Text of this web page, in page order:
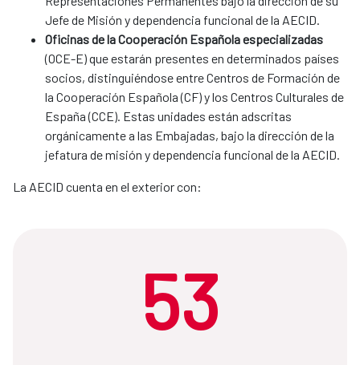
Jefe de Misión y dependencia funcional de la AECID.
Oficinas de la Cooperación Española especializadas
(OCE-E) que estarán presentes en determinados países
socios, distinguiéndose entre Centros de Formación de
la Cooperación Española (CF) y los Centros Culturales de
España (CCE). Estas unidades están adscritas
orgánicamente a las Embajadas, bajo la dirección de la
jefatura de misión y dependencia funcional de la AECID.
La AECID cuenta en el exterior con:
53